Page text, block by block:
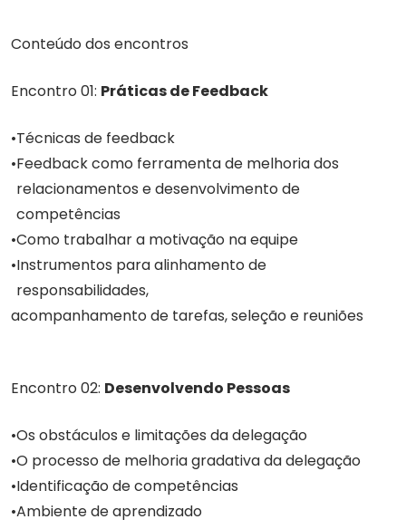
Conteúdo dos encontros
Encontro 01: Práticas de Feedback
Técnicas de feedback
Feedback como ferramenta de melhoria dos
relacionamentos e desenvolvimento de
competências
Como trabalhar a motivação na equipe
Instrumentos para alinhamento de
responsabilidades,
acompanhamento de tarefas, seleção e reuniões
Encontro 02: Desenvolvendo Pessoas
Os obstáculos e limitações da delegação
O processo de melhoria gradativa da delegação
Identificação de competências
Ambiente de aprendizado